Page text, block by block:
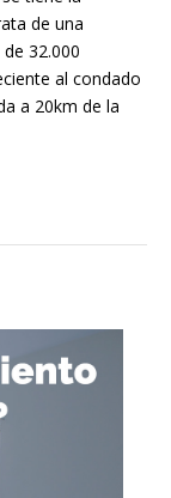
de una
32.000
al condado
a 20km de la